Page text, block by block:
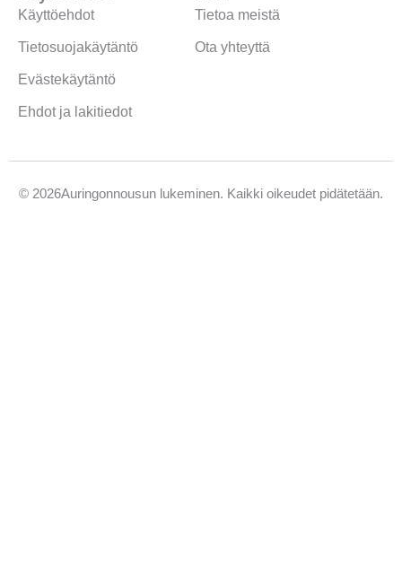
Käyttöehdot
Tietosuojakäytäntö
Evästekäytäntö
Ehdot ja lakitiedot
Tietoa meistä
Ota yhteyttä
© 2026Auringonnousun lukeminen. Kaikki oikeudet pidätetään.